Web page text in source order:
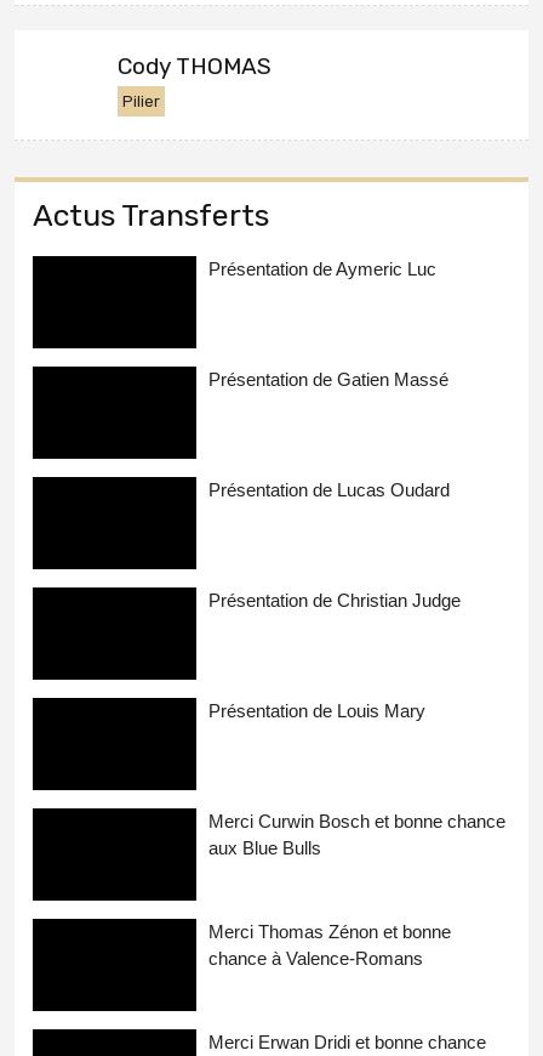
Cody THOMAS
Pilier
Actus Transferts
Présentation de Aymeric Luc
Présentation de Gatien Massé
Présentation de Lucas Oudard
Présentation de Christian Judge
Présentation de Louis Mary
Merci Curwin Bosch et bonne chance
aux Blue Bulls
Merci Thomas Zénon et bonne
chance à Valence-Romans
Merci Erwan Dridi et bonne chance